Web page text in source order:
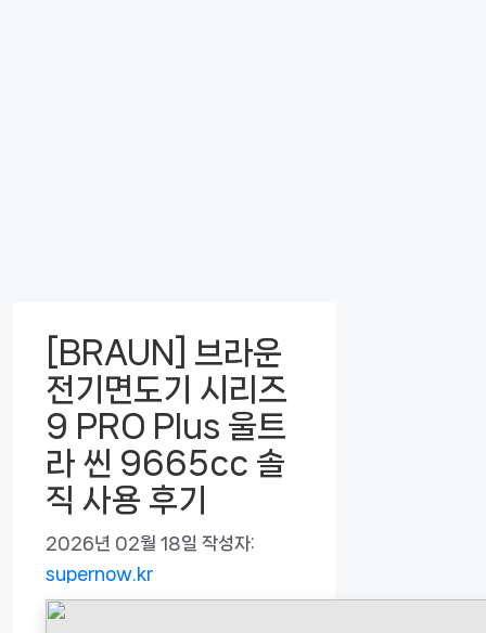
[BRAUN] 브라운
전기면도기 시리즈
9 PRO Plus 울트
라 씬 9665cc 솔
직 사용 후기
2026년 02월 18일 작성자:
supernow.kr